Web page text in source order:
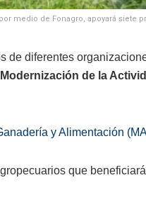
por medio de Fonagro, apoyará siete
de diferentes
de la
y Alimentación
que